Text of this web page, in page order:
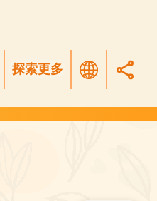
探索更多